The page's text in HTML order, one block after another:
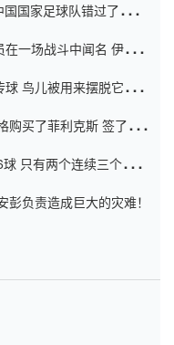
国家足球队错过了世界
一场战斗中闻名 伊万放
鸟儿被用来摆脱它
购买了菲利克斯 签了7年
只有两个连续三个连续
负责造成巨大的灾难！